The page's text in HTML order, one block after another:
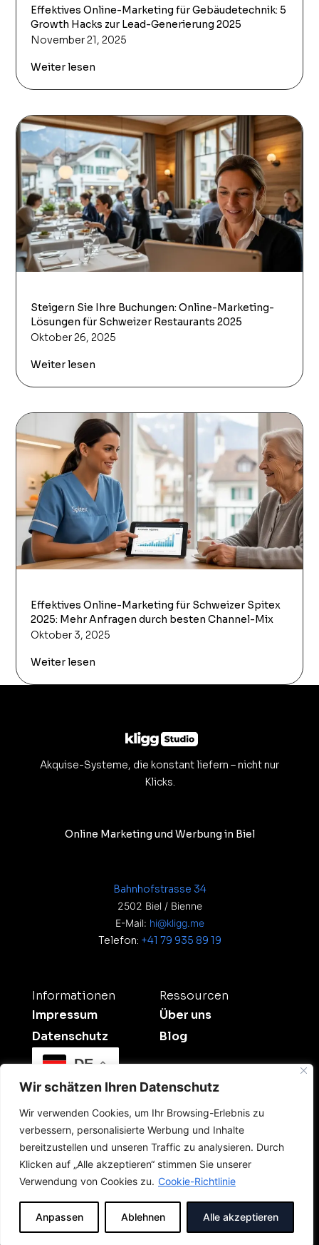
Wir schätzen Ihren Datenschutz
Wir verwenden Cookies, um Ihr Browsing-Erlebnis zu
verbessern, personalisierte Werbung und Inhalte
bereitzustellen und unseren Traffic zu analysieren. Durch
Klicken auf „Alle akzeptieren“ stimmen Sie unserer
Verwendung von Cookies zu. Cookie-Richtlinie
Anpassen Ablehnen Alle akzeptieren
Effektives Online-Marketing für Gebäudetechnik: 5
Growth Hacks zur Lead-Generierung 2025
November 21, 2025
Weiter lesen
Steigern Sie Ihre Buchungen: Online-Marketing-
Lösungen für Schweizer Restaurants 2025
Oktober 26, 2025
Weiter lesen
Effektives Online-Marketing für Schweizer Spitex
2025: Mehr Anfragen durch besten Channel-Mix
Oktober 3, 2025
Weiter lesen
Akquise-Systeme, die konstant liefern – nicht nur
Klicks.
Online Marketing und Werbung in Biel
Bahnhofstrasse 34
2502 Biel / Bienne
E-Mail: hi@kligg.me
Telefon: +41 79 935 89 19
Informationen
Impressum
Datenschutz
Ressourcen
Über uns
Blog
DE
©2026 Kligg Studio.
All Rights Reserved. Dein Digitalpartner für
Sichtbarkeit und Onlinewerbung in der Schweiz.